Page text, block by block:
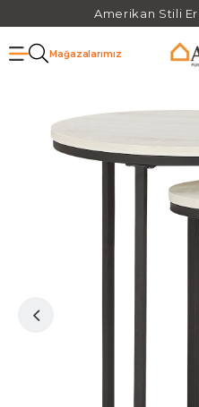
Amerikan Stili
Mağazalarımız